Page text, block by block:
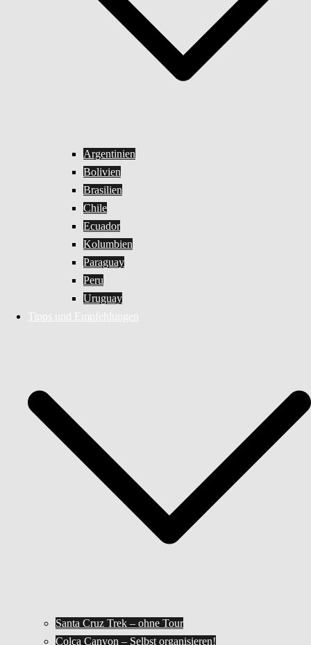
Argentinien
Bolivien
Brasilien
Chile
Ecuador
Kolumbien
Paraguay
Peru
Uruguay
Tipps und Empfehlungen
Santa Cruz Trek – ohne Tour
Colca Canyon – Selbst organisieren!